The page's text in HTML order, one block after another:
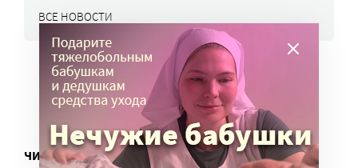
ВСЕ НОВОСТИ
ЧИТАТЬ ЕЩЕ